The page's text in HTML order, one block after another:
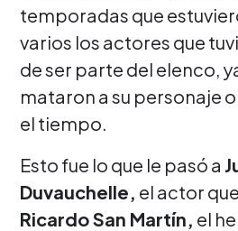
temporadas que
varios los actores que
de ser parte del elenco,
mataron a su personaje
el tiempo.
Esto fue lo que le pasó a
Duvauchelle, el actor
Ricardo San Martín, el